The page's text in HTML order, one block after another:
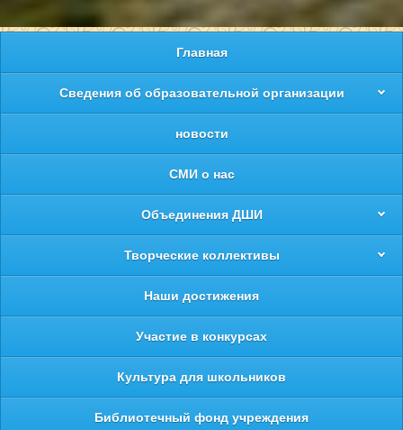
Главная
Сведения об образовательной организации
новости
СМИ о нас
Объединения ДШИ
Творческие коллективы
Наши достижения
Участие в конкурсах
Культура для школьников
Библиотечный фонд учреждения